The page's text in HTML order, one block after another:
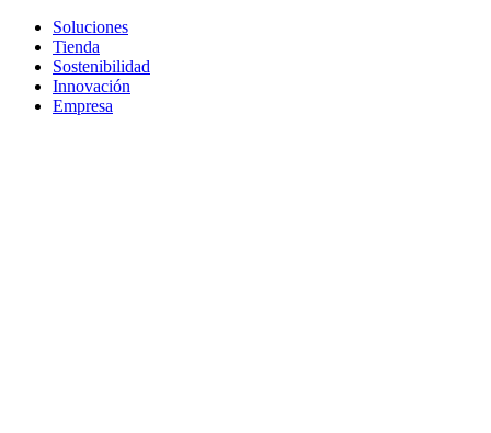
Soluciones
Tienda
Sostenibilidad
Innovación
Empresa